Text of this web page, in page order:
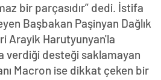
bir parçasıdır” dedi. İstifa
Başbakan Paşinyan Dağlık
Arayik Harutyunyan'la
verdiği desteği saklamayan
Macron ise dikkat çeken bir